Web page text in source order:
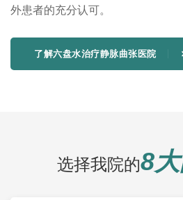
外患者的充分认可。
了解六盘水治疗静脉曲张医院
选择我院的8